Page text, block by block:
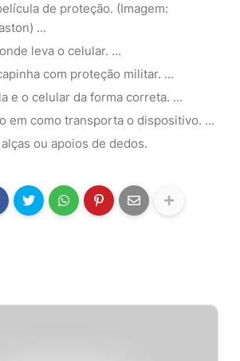
de proteção. (Imagem:
...
leva o celular. ...
com proteção militar. ...
e o celular da forma correta. ...
em como transporta o dispositivo. ...
ou apoios de dedos.